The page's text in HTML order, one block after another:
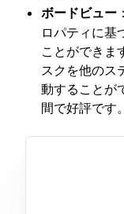
ボードビュー
ロパティに基
ことができま
スクを他のス
動することが
間で好評です。